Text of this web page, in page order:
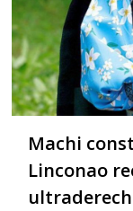
Machi
Linconao